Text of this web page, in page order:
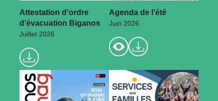
Attestation d'ordre
d'évacuation Biganos
Juillet 2026
Agenda de l'été
Juin 2026